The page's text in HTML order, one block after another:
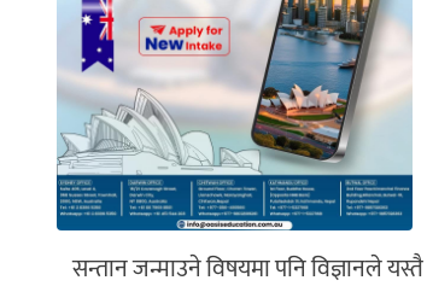
सन्तान जन्माउने विषयमा पनि विज्ञानले